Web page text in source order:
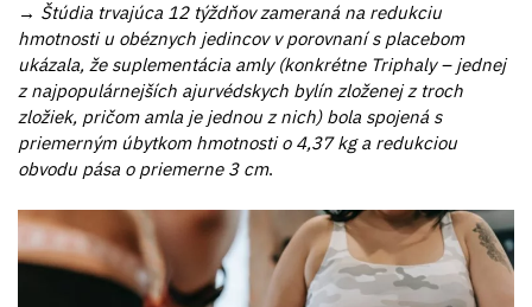
→ Štúdia trvajúca 12 týždňov zameraná na redukciu
hmotnosti u obéznych jedincov v porovnaní s placebom
ukázala, že suplementácia amly (konkrétne Triphaly – jednej
z najpopulárnejších ajurvédskych bylín zloženej z troch
zložiek, pričom amla je jednou z nich) bola spojená s
priemerným úbytkom hmotnosti o 4,37 kg a redukciou
obvodu pása o priemerne 3 cm.